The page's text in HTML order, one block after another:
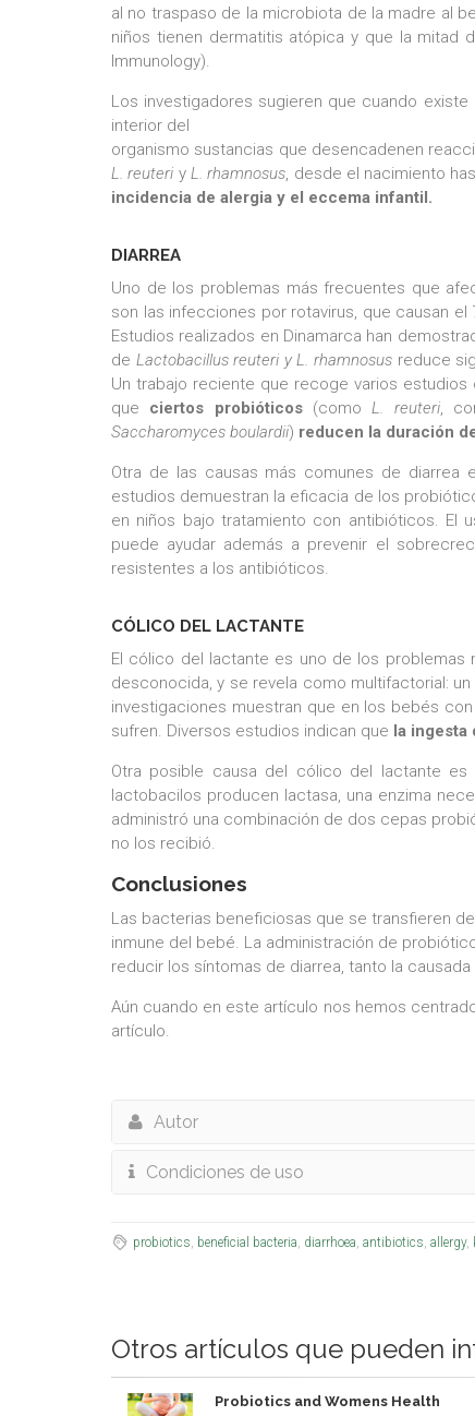
al no traspaso de la microbiota de la madre al
niños tienen dermatitis atópica y que la mitad
Immunology).
Los investigadores sugieren que cuando
interior del
organismo sustancias que desencadenen
L. reuteri y L. rhamnosus, desde el nacimiento
incidencia de alergia y el eccema infantil.
DIARREA
Uno de los problemas más frecuentes que
son las infecciones por rotavirus, que causan
Estudios realizados en Dinamarca han
de Lactobacillusreuteri y L. rhamnosus reduce
Un trabajo reciente que recoge varios
que ciertos probióticos(comoL. reuteri,
Saccharomyces boulardii) reducen la duración
Otra de las causas más comunes de diarrea
estudios demuestran la eficacia de los
en niños bajo tratamiento con antibióticos. El
puede ayudar además a prevenir el
resistentes a los antibióticos.
CÓLICO DEL LACTANTE
El cólico del lactante es uno de los
desconocida, y se revela como multifactorial:
investigaciones muestran que en los bebés
sufren. Diversos estudios indican que la ingesta
Otra posible causa del cólico del lactante
lactobacilos producen lactasa, una enzima
administró una combinación de dos cepas
no los recibió.
Conclusiones
Las bacterias beneficiosas que se transfieren
inmune del bebé. La administración de
reducir los síntomas de diarrea, tanto la
Aún cuando en este artículo nos hemos
artículo.
Autor
Condiciones de uso
probiotics, beneficial bacteria, diarrhoea, antibiotics, allergy,
Otros artículos que pueden
Probiotics and Womens Health